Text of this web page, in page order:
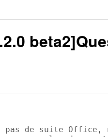
de suite Office,